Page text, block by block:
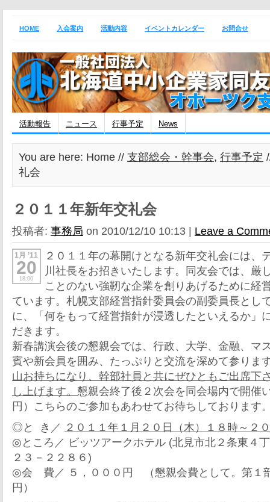
HOME 入会案内 活動内容 イベントカレンダー お問合せ
活動報告 ニュース 行事予定 News
You are here: Home // 支部総会・幹事会, 行事予定
礼会
２０１１年新年交礼会
投稿者: 事務局 on 2010/12/10 10:13 | Leave a
1月 ’11
20
18:00
２０１１年の幕開けとなる新年交礼会には、
川社長をお招きいたします。同友会では、厳
ことのない強靭な企業を創りあげるために経
ています。札幌支部経営指針委員会の副委員長とし
に、「何をもって経営指針が浸透したといえるか」
だきます。
新春講演会後の懇親会では、行政、大学、金融、マ
賓や新会員を囲み、たっぷりと交流を深めて参りま
山お持ちになり、幹部社員と共にぜひともご出席下
し上げます。 懇親会終了後２次会を同会場内で開催
円）こちらのご参加もあわせてお待ちしております
◎と き／ ２０１１年 １ 月 ２０ 日 （木）
１８時～２
◎ところ／ ビッツアークホテル (北見市北２条東４
２３－２２８６)
◎会 費／ ５，０００円 （懇親会費として。第１
円）